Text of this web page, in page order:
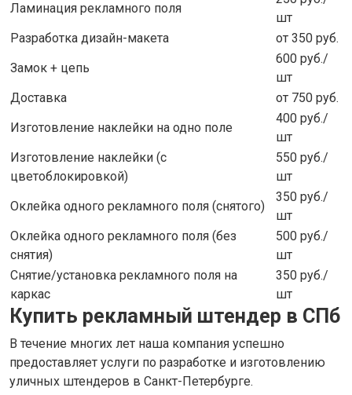
Ламинация рекламного поля
шт
Разработка дизайн-макета
от 350 руб.
Замок + цепь
600 руб./
шт
Доставка
от 750 руб.
Изготовление наклейки на одно поле
400 руб./
шт
Изготовление наклейки (с
цветоблокировкой)
550 руб./
шт
Оклейка одного рекламного поля (снятого)
350 руб./
шт
Оклейка одного рекламного поля (без
снятия)
500 руб./
шт
Снятие/установка рекламного поля на
каркас
350 руб./
шт
Купить рекламный штендер в СПб
В течение многих лет наша компания успешно
предоставляет услуги по разработке и изготовлению
уличных штендеров в Санкт-Петербурге.